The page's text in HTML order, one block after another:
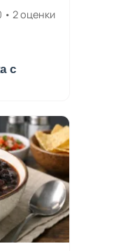
• 2 оценки
с